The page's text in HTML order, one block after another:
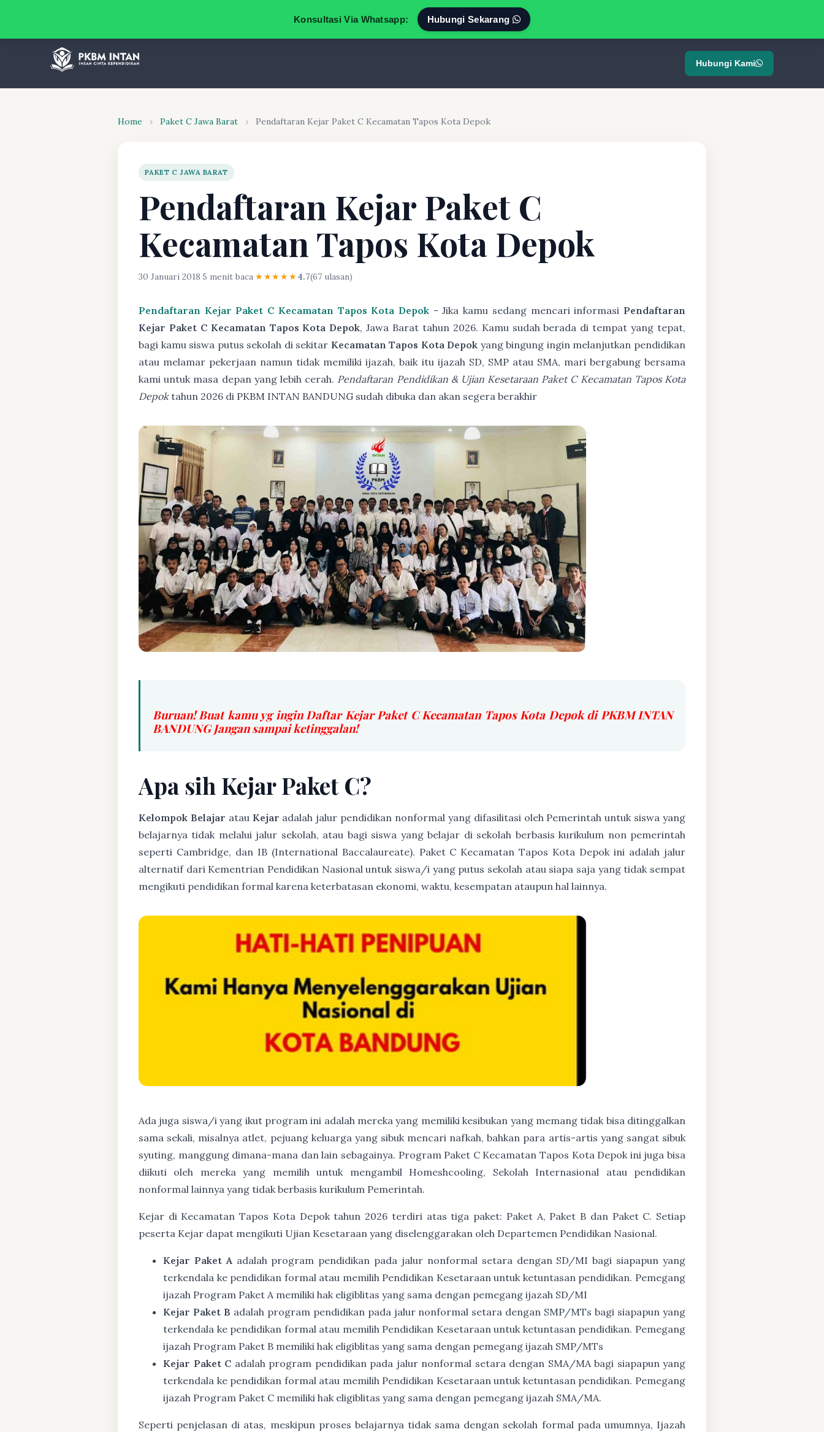
Konsultasi Via Whatsapp: Hubungi Sekarang
Hubungi Kami
Home › Paket C Jawa Barat › Pendaftaran Kejar Paket C Kecamatan Tapos Kota Depok
PAKET C JAWA BARAT
Pendaftaran Kejar Paket C
Kecamatan Tapos Kota Depok
30 Januari 2018·5 menit baca·★★★★★4.7(67 ulasan)
Pendaftaran Kejar Paket C Kecamatan Tapos Kota Depok - Jika kamu sedang mencari informasi Pendaftaran
Kejar Paket C Kecamatan Tapos Kota Depok, Jawa Barat tahun 2026. Kamu sudah berada di tempat yang tepat,
bagi kamu siswa putus sekolah di sekitar Kecamatan Tapos Kota Depok yang bingung ingin melanjutkan pendidikan
atau melamar pekerjaan namun tidak memiliki ijazah, baik itu ijazah SD, SMP atau SMA, mari bergabung bersama
kami untuk masa depan yang lebih cerah. Pendaftaran Pendidikan & Ujian Kesetaraan Paket C Kecamatan Tapos Kota
Depoktahun 2026 di PKBM INTAN BANDUNG sudah dibuka dan akan segera berakhir
Buruan! Buat kamu yg ingin Daftar Kejar Paket C Kecamatan Tapos Kota Depok di PKBM INTAN
BANDUNG Jangan sampai ketinggalan!
Apa sih Kejar Paket C?
Kelompok Belajar atau Kejar adalah jalur pendidikan nonformal yang difasilitasi oleh Pemerintah untuk siswa yang
belajarnya tidak melalui jalur sekolah, atau bagi siswa yang belajar di sekolah berbasis kurikulum non pemerintah
seperti Cambridge, dan IB (International Baccalaureate). Paket C Kecamatan Tapos Kota Depok ini adalah jalur
alternatif dari Kementrian Pendidikan Nasional untuk siswa/i yang putus sekolah atau siapa saja yang tidak sempat
mengikuti pendidikan formal karena keterbatasan ekonomi, waktu, kesempatan ataupun hal lainnya.
Ada juga siswa/i yang ikut program ini adalah mereka yang memiliki kesibukan yang memang tidak bisa ditinggalkan
sama sekali, misalnya atlet, pejuang keluarga yang sibuk mencari nafkah, bahkan para artis-artis yang sangat sibuk
syuting, manggung dimana-mana dan lain sebagainya. Program Paket C Kecamatan Tapos Kota Depok ini juga bisa
diikuti oleh mereka yang memilih untuk mengambil Homeshcooling, Sekolah Internasional atau pendidikan
nonformal lainnya yang tidak berbasis kurikulum Pemerintah.
Kejar di Kecamatan Tapos Kota Depok tahun 2026 terdiri atas tiga paket: Paket A, Paket B dan Paket C. Setiap
peserta Kejar dapat mengikuti Ujian Kesetaraan yang diselenggarakan oleh Departemen Pendidikan Nasional.
Kejar Paket Aadalah program pendidikan pada jalur nonformal setara dengan SD/MI bagi siapapun yang
terkendala ke pendidikan formal atau memilih Pendidikan Kesetaraan untuk ketuntasan pendidikan. Pemegang
ijazah Program Paket A memiliki hak eligiblitas yang sama dengan pemegang ijazah SD/MI
Kejar Paket B adalah program pendidikan pada jalur nonformal setara dengan SMP/MTs bagi siapapun yang
terkendala ke pendidikan formal atau memilih Pendidikan Kesetaraan untuk ketuntasan pendidikan. Pemegang
ijazah Program Paket B memiliki hak eligiblitas yang sama dengan pemegang ijazah SMP/MTs
Kejar Paket C adalah program pendidikan pada jalur nonformal setara dengan SMA/MA bagi siapapun yang
terkendala ke pendidikan formal atau memilih Pendidikan Kesetaraan untuk ketuntasan pendidikan. Pemegang
ijazah Program Paket C memiliki hak eligiblitas yang sama dengan pemegang ijazah SMA/MA.
Seperti penjelasan di atas, meskipun proses belajarnya tidak sama dengan sekolah formal pada umumnya, Ijazah